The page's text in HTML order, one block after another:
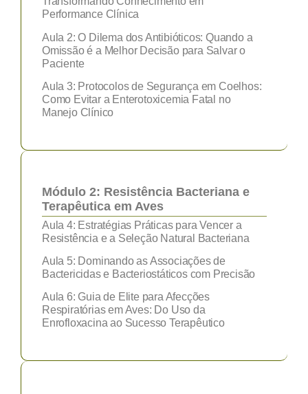
Performance Clínica
Aula 2: O Dilema dos Antibióticos: Quando a
Omissão é a Melhor Decisão para Salvar o
Paciente
Aula 3: Protocolos de Segurança em Coelhos:
Como Evitar a Enterotoxicemia Fatal no
Manejo Clínico
Módulo 2: Resistência Bacteriana e
Terapêutica em Aves
Aula 4: Estratégias Práticas para Vencer a
Resistência e a Seleção Natural Bacteriana
Aula 5: Dominando as Associações de
Bactericidas e Bacteriostáticos com Precisão
Aula 6: Guia de Elite para Afecções
Respiratórias em Aves: Do Uso da
Enrofloxacina ao Sucesso Terapêutico